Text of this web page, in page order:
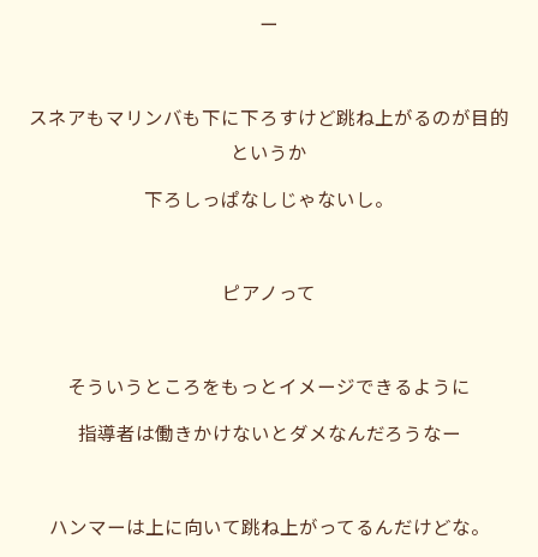
ー
スネアもマリンバも下に下ろすけど跳ね上がるのが目的
というか
下ろしっぱなしじゃないし。
ピアノって
そういうところをもっとイメージできるように
指導者は働きかけないとダメなんだろうなー
ハンマーは上に向いて跳ね上がってるんだけどな。